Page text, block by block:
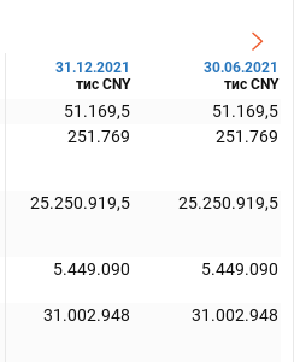
31.12.2021
тис CNY
30.06.2021
тис CNY
51.169,5
51.169,5
251.769 251.769
25.250.919,5 25.250.919,5
5.449.090 5.449.090
31.002.948 31.002.948